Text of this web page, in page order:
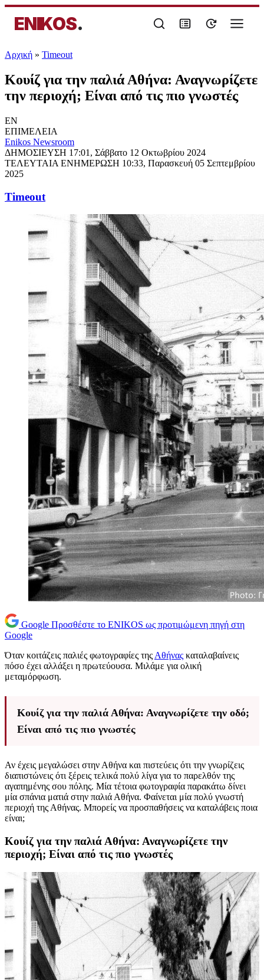
ENIKOS.
Αρχική » Timeout
Κουίζ για την παλιά Αθήνα: Αναγνωρίζετε
την περιοχή; Είναι από τις πιο γνωστές
EN
ΕΠΙΜΕΛΕΙΑ
Enikos Newsroom
ΔΗΜΟΣΙΕΥΣΗ 17:01, Σάββατο 12 Οκτωβρίου 2024
ΤΕΛΕΥΤΑΙΑ ΕΝΗΜΕΡΩΣΗ 10:33, Παρασκευή 05 Σεπτεμβρίου
2025
Timeout
Google Προσθέστε το ENIKOS ως προτιμώμενη πηγή στη
Google
Όταν κοιτάζεις παλιές φωτογραφίες της Αθήνας καταλαβαίνεις
πόσο έχει αλλάξει η πρωτεύουσα. Μιλάμε για ολική
μεταμόρφωση.
Κουίζ για την παλιά Αθήνα: Αναγνωρίζετε την οδό;
Είναι από τις πιο γνωστές
Αν έχεις μεγαλώσει στην Αθήνα και πιστεύεις ότι την γνωρίζεις
διαπιστώνεις ότι ξέρεις τελικά πολύ λίγα για το παρελθόν της
αγαπημένης σου πόλης. Μία τέτοια φωτογραφία παρακάτω δίνει
μία σπάνια ματιά στην παλιά Αθήνα. Φαίνεται μία πολύ γνωστή
περιοχή της Αθήνας. Μπορείς να προσπαθήσεις να καταλάβεις ποια
είναι;
Κουίζ για την παλιά Αθήνα: Αναγνωρίζετε την
περιοχή; Είναι από τις πιο γνωστές